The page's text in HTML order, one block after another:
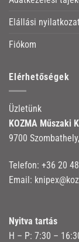
Elállási nyilatkozat
Fiókom
Elérhetőségek
Üzletünk
KOZMA Műszaki
9700
Telefon: +36 20
Email:
Nyitva tartás
H – P: 7:30 –